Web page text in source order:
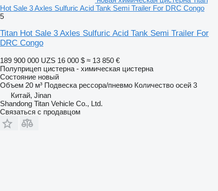
Hot Sale 3 Axles Sulfuric Acid Tank Semi Trailer For DRC Congo
5
Titan Hot Sale 3 Axles Sulfuric Acid Tank Semi Trailer For
DRC Congo
189 900 000 UZS 16 000 $ ≈ 13 850 €
Полуприцеп цистерна - химическая цистерна
Состояние новый
Объем 20 м³ Подвеска рессора/пневмо Количество осей 3
Китай, Jinan
Shandong Titan Vehicle Co., Ltd.
Связаться с продавцом